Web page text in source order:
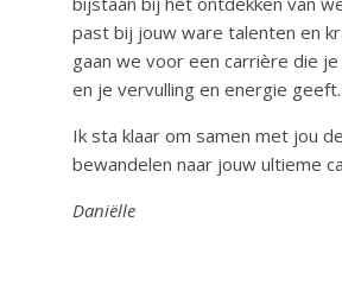
past bij jouw ware talenten en
gaan we voor een carrière die
en je vervulling en energie geeft.
Ik sta klaar om samen met jou
bewandelen naar jouw ultieme
Daniëlle